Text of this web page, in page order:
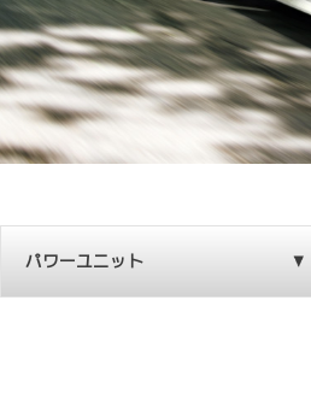
パワーユニット